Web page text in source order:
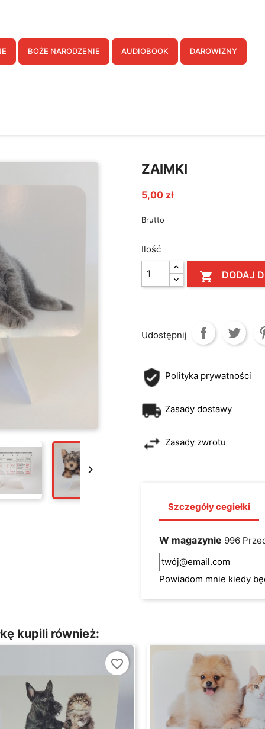
BOŻE NARODZENIE AUDIOBOOK DAROWIZNY

ZAIMKI
5,00 zł
Brutto
Ilość
 DODAJ
Udostępnij
Polityka prywatności
Zasady dostawy
Zasady zwrotu
Szczegóły cegiełki
W magazynie 996
Powiadom mnie kiedy
kupili również:
favorite_border